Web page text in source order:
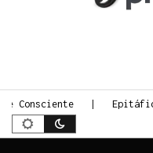
Consciente